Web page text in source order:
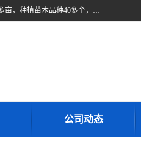
甘肃广恒源苗木农民合作社位于甘肃省临泽县，是一家从事苗木种植与销售的农民合作组织，合作社拥有苗木基地1500多亩，种植苗木品种40多个，年产各类苗木2000多万株。主营：白刺苗、红柳苗、梭梭苗等，我们以“种植一流的苗子，诚信经营”的经营理念，竭诚为每一位客户做优质的服务，欢迎来电咨询！
公司动态